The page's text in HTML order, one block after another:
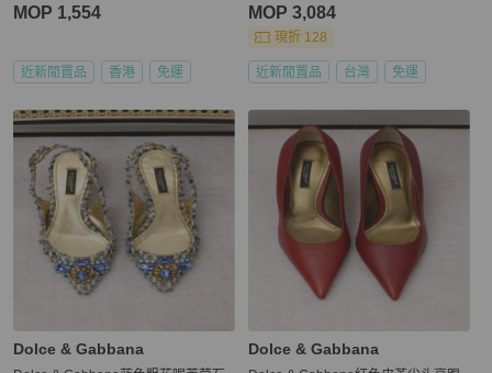
MOP 1,554
近新閒置品 香港 免運
MOP 3,084
現折 128
近新閒置品 台灣 免運
Dolce & Gabbana Dolce & Gabbana